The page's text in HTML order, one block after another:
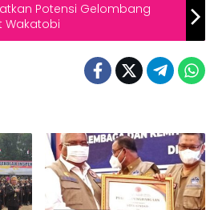
Potensi Gelombang
Wakatobi